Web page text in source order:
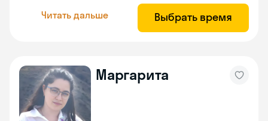
Читать дальше Выбрать время
Маргарита